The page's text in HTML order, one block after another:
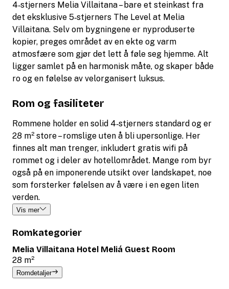
4‑stjerners Melia Villaitana – bare et steinkast fra
det eksklusive 5‑stjerners The Level at Melia
Villaitana. Selv om bygningene er nyproduserte
kopier, preges området av en ekte og varm
atmosfære som gjør det lett å føle seg hjemme. Alt
ligger samlet på en harmonisk måte, og skaper både
ro og en følelse av velorganisert luksus.
Rom og fasiliteter
Rommene holder en solid 4‑stjerners standard og er
28 m² store – romslige uten å bli upersonlige. Her
finnes alt man trenger, inkludert gratis wifi på
rommet og i deler av hotellområdet. Mange rom byr
også på en imponerende utsikt over landskapet, noe
som forsterker følelsen av å være i en egen liten
verden.
Vis mer
Romkategorier
Melia Villaitana Hotel Meliá Guest Room
28 m²
Romdetaljer